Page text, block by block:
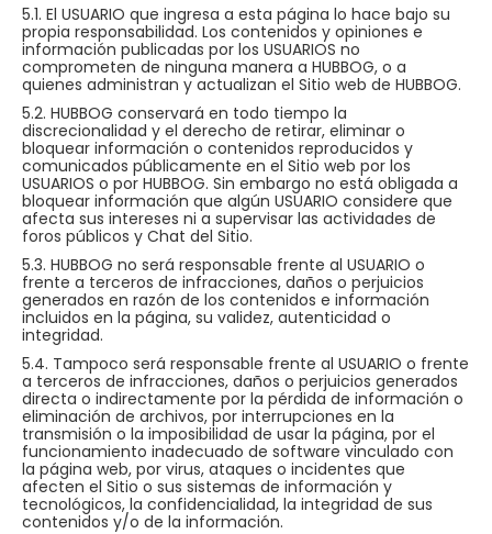
5.1. El USUARIO que ingresa a esta página lo hace bajo su
propia responsabilidad. Los contenidos y opiniones e
información publicadas por los USUARIOS no
comprometen de ninguna manera a HUBBOG, o a
quienes administran y actualizan el Sitio web de HUBBOG.
5.2. HUBBOG conservará en todo tiempo la
discrecionalidad y el derecho de retirar, eliminar o
bloquear información o contenidos reproducidos y
comunicados públicamente en el Sitio web por los
USUARIOS o por HUBBOG. Sin embargo no está obligada a
bloquear información que algún USUARIO considere que
afecta sus intereses ni a supervisar las actividades de
foros públicos y Chat del Sitio.
5.3. HUBBOG no será responsable frente al USUARIO o
frente a terceros de infracciones, daños o perjuicios
generados en razón de los contenidos e información
incluidos en la página, su validez, autenticidad o
integridad.
5.4. Tampoco será responsable frente al USUARIO o frente
a terceros de infracciones, daños o perjuicios generados
directa o indirectamente por la pérdida de información o
eliminación de archivos, por interrupciones en la
transmisión o la imposibilidad de usar la página, por el
funcionamiento inadecuado de software vinculado con
la página web, por virus, ataques o incidentes que
afecten el Sitio o sus sistemas de información y
tecnológicos, la confidencialidad, la integridad de sus
contenidos y/o de la información.